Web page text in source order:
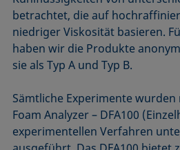
betrachtet, die auf
niedriger Viskosität basieren.
haben wir die Produkte
sie als Typ A und Typ B.
Sämtliche Experimente
Foam Analyzer – DFA100
experimentellen Verfahren